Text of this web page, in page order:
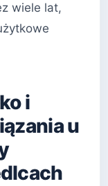
wiele lat,
i
u